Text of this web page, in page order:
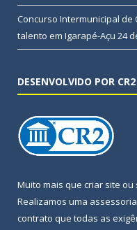
Concurso Intermunicipal
talento em Igarapé-Açu 24
DESENVOLVIDO POR CR2
Muito mais que criar site ou
Realizamos uma assessoria
contrato que todas as